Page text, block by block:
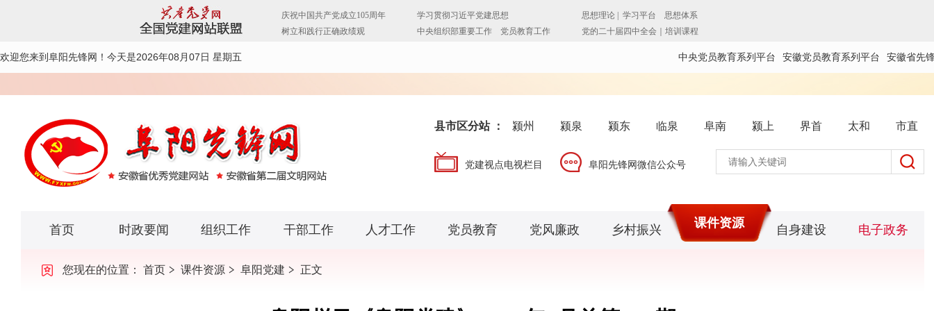
欢迎您来到阜阳先锋网！ 今天是2026年08月07日 星期五 中央党员教育系列平台 安徽党员教育系列平台 安徽省先
县市区分站 ： 颍州 颍泉 颍东 临泉 阜南 颍上 界首 太和 市直
党建视点电视栏目 阜阳先锋网微信公众号
首页 时政要闻 组织工作 干部工作 人才工作 党员教育 党风廉政 乡村振兴 课件资源 自身建设 电子政务
您现在的位置： 首页 课件资源 阜阳党建 正文